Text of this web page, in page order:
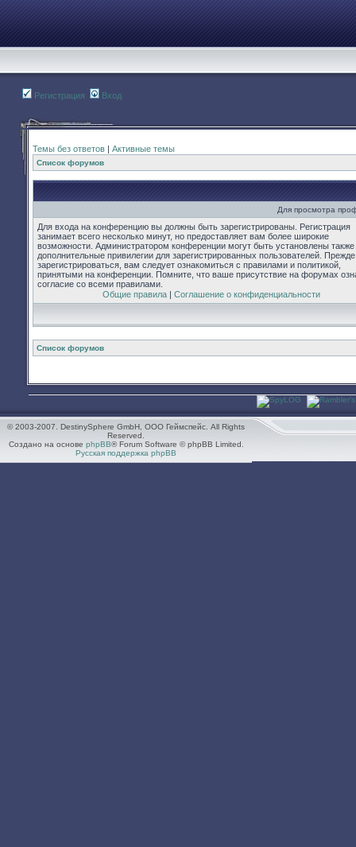
Регистрация Вход
Темы без ответов | Активные темы
Список форумов
Для просмотра
Для входа на конференцию вы должны быть зарегистрированы. Регистрация
занимает всего несколько минут, но предоставляет вам более широкие
возможности. Администратором конференции могут быть установлены также
дополнительные привилегии для зарегистрированных пользователей.
зарегистрироваться, вам следует ознакомиться с правилами и политикой,
принятыми на конференции. Помните, что ваше присутствие на форумах
согласие со всеми правилами.
Общие правила| Соглашение о конфиденциальности
Список форумов
© 2003-2007. DestinySphere GmbH, ООО Геймспейс. All Rights
Reserved.
Создано на основе phpBB® Forum Software © phpBB Limited.
Русская поддержка phpBB